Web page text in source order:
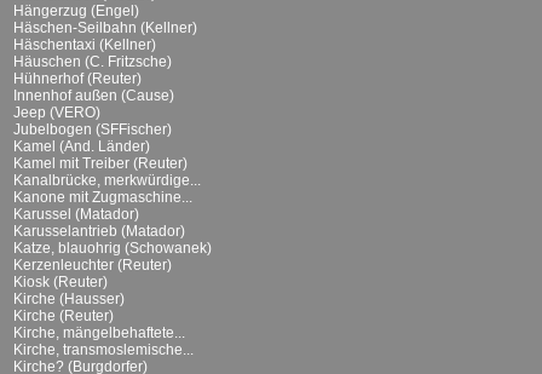
Hängerzug (Engel)
Häschen-Seilbahn (Kellner)
Häschentaxi (Kellner)
Häuschen (C. Fritzsche)
Hühnerhof (Reuter)
Innenhof außen (Cause)
Jeep (VERO)
Jubelbogen (SFFischer)
Kamel (And. Länder)
Kamel mit Treiber (Reuter)
Kanalbrücke, merkwürdige...
Kanone mit Zugmaschine...
Karussel (Matador)
Karusselantrieb (Matador)
Katze, blauohrig (Schowanek)
Kerzenleuchter (Reuter)
Kiosk (Reuter)
Kirche (Hausser)
Kirche (Reuter)
Kirche, mängelbehaftete...
Kirche, transmoslemische...
Kirche? (Burgdorfer)